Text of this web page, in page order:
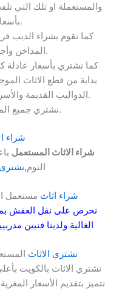
والمستعملة او تلك التي
بأسعار باهظة.
كما نقوم بشراء الديب
المداخن وأجهزة الميكرويف.
كما نشتري بأسعار عادلة
بداية من قطع الاثاث
الدواليب القديمة والأسرة بمختلف احجامها وحالاته.
نشتري جميع المراتب القديمة ايضاً.
شراء
شراء الاثاث المستعمل
النوم,نشترى
شراء اثاث مستعمل
نحرص على نقل العفش
الغالية ولدينا فنيين
نشتري الاثاث
نشتري الاثاث بالكويت
نتميز بتقديم الأسعار